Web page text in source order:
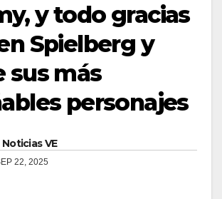
y todo gracias
Spielberg y
sus más
personajes
Noticias VE
22, 2025